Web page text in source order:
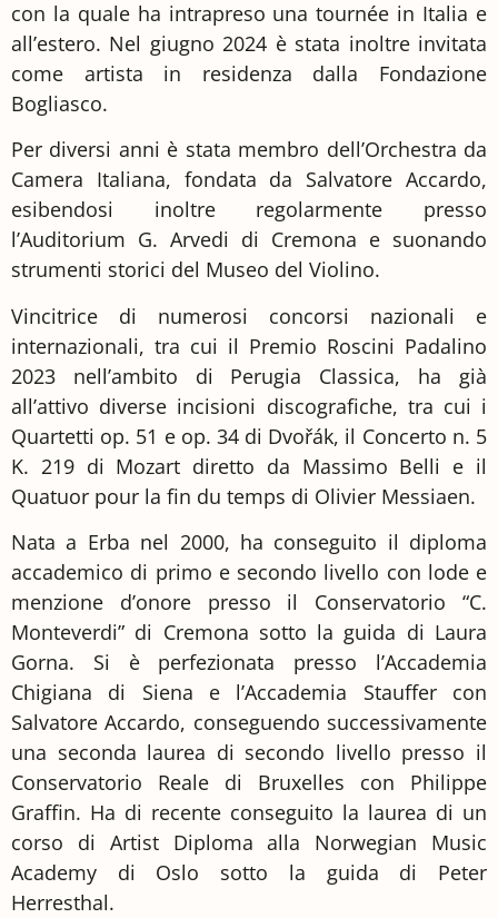
con la quale ha intrapreso una tournée in Italia e
all’estero. Nel giugno 2024 è stata inoltre invitata
come artista in residenza dalla Fondazione
Bogliasco.
Per diversi anni è stata membro dell’Orchestra da
Camera Italiana, fondata da Salvatore Accardo,
esibendosi inoltre regolarmente presso
l’Auditorium G. Arvedi di Cremona e suonando
strumenti storici del Museo del Violino.
Vincitrice di numerosi concorsi nazionali e
internazionali, tra cui il Premio Roscini Padalino
2023 nell’ambito di Perugia Classica, ha già
all’attivo diverse incisioni discografiche, tra cui i
Quartetti op. 51 e op. 34 di Dvořák, il Concerto n. 5
K. 219 di Mozart diretto da Massimo Belli e il
Quatuor pour la fin du temps di Olivier Messiaen.
Nata a Erba nel 2000, ha conseguito il diploma
accademico di primo e secondo livello con lode e
menzione d’onore presso il Conservatorio “C.
Monteverdi” di Cremona sotto la guida di Laura
Gorna. Si è perfezionata presso l’Accademia
Chigiana di Siena e l’Accademia Stauffer con
Salvatore Accardo, conseguendo successivamente
una seconda laurea di secondo livello presso il
Conservatorio Reale di Bruxelles con Philippe
Graffin. Ha di recente conseguito la laurea di un
corso di Artist Diploma alla Norwegian Music
Academy di Oslo sotto la guida di Peter
Herresthal.